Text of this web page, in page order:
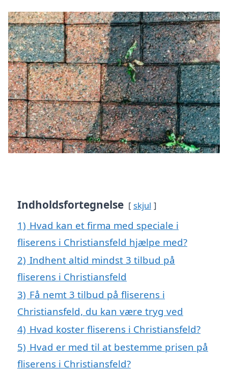
Indholdsfortegnelse skjul
1) Hvad kan et firma med speciale i
fliserens i Christiansfeld hjælpe med?
2) Indhent altid mindst 3 tilbud på
fliserens i Christiansfeld
3) Få nemt 3 tilbud på fliserens i
Christiansfeld, du kan være tryg ved
4) Hvad koster fliserens i Christiansfeld?
5) Hvad er med til at bestemme prisen på
fliserens i Christiansfeld?